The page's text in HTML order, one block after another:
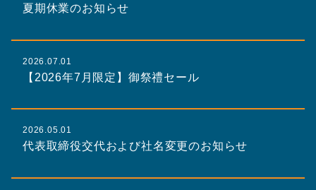
夏期休業のお知らせ
2026.07.01
【2026年7月限定】御祭禮セール
2026.05.01
代表取締役交代および社名変更のお知らせ